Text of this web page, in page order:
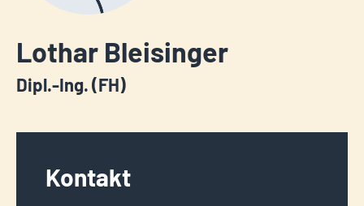
Lothar Bleisinger
Dipl.-Ing. (FH)
Kontakt